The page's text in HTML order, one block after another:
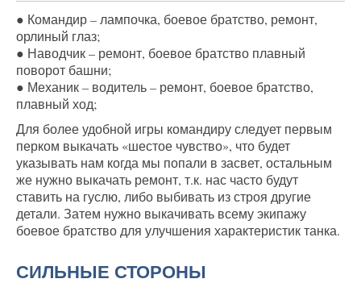
● Командир – лампочка, боевое братство, ремонт,
орлиный глаз;
● Наводчик – ремонт, боевое братство плавный
поворот башни;
● Механик – водитель – ремонт, боевое братство,
плавный ход;
Для более удобной игры командиру следует первым
перком выкачать «шестое чувство», что будет
указывать нам когда мы попали в засвет, остальным
же нужно выкачать ремонт, т.к. нас часто будут
ставить на гуслю, либо выбивать из строя другие
детали. Затем нужно выкачивать всему экипажу
боевое братство для улучшения характеристик танка.
СИЛЬНЫЕ СТОРОНЫ